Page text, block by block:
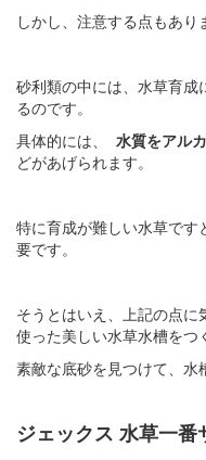
しかし、注意する点もあり
砂利類の中には、水草育成
るのです。
具体的には、 水質をアル
どがあげられます。
特に育成が難しい水草で
要です。
そうとはいえ、上記の点
使った美しい水草水槽をつ
素敵な底砂を見つけて、水
ジェックス 水草一番